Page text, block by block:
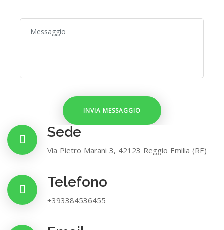
Sede
Via Pietro Marani 3, 42123 Reggio Emilia (RE)
Telefono
+393384536455